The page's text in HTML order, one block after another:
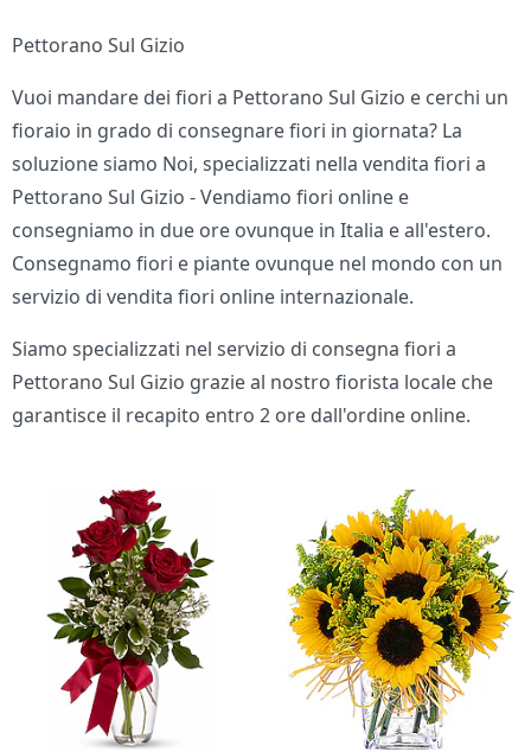
Pettorano Sul Gizio
Vuoi mandare dei fiori a Pettorano Sul Gizio e cerchi un
fioraio in grado di consegnare fiori in giornata? La
soluzione siamo Noi, specializzati nella vendita fiori a
Pettorano Sul Gizio - Vendiamo fiori online e
consegniamo in due ore ovunque in Italia e all'estero.
Consegnamo fiori e piante ovunque nel mondo con un
servizio di vendita fiori online internazionale.
Siamo specializzati nel servizio di consegna fiori a
Pettorano Sul Gizio grazie al nostro fiorista locale che
garantisce il recapito entro 2 ore dall'ordine online.
Bouquet di fiori